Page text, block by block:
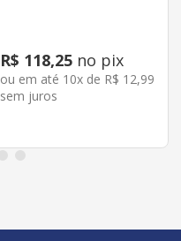
R$ 118,25 no pix
ou em até 10x de R$ 12,99
sem juros